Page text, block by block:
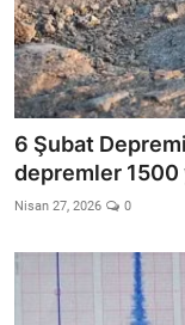
Türkçe
6 Şubat
depremler 1500
Nisan 27, 2026 0